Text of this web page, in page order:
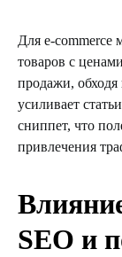
Для e-commerce
товаров с
продажи, обходя
усиливает
сниппет, что
привлечения
SEO и